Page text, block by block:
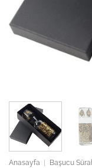
Anasayfa Başucu